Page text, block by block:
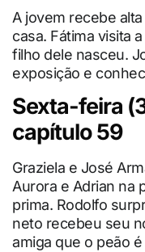
A jovem recebe
casa. Fátima visita
filho dele nasceu.
exposição e
Sexta-feira
capítulo 59
Graziela e José
Aurora e Adrian na
prima. Rodolfo
neto recebeu seu
amiga que o peão